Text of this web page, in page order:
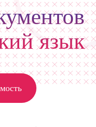
язык